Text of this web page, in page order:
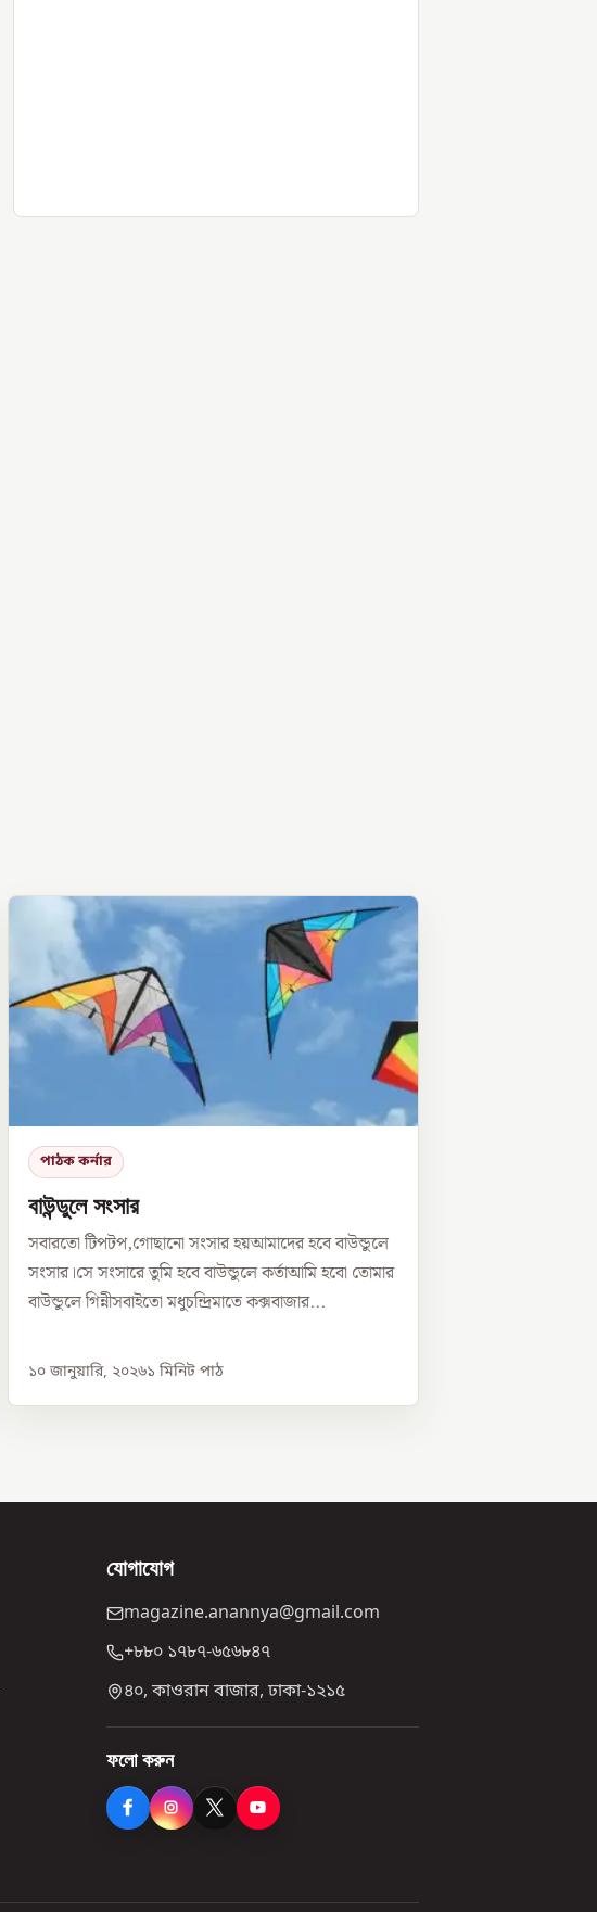
পাঠক কর্নার
বাউন্ডুলে সংসার
সবারতো টিপটপ,গোছানো সংসার হয়আমাদের হবে বাউন্ডুলে
সংসার।সে সংসারে তুমি হবে বাউন্ডুলে কর্তাআমি হবো তোমার
বাউন্ডুলে গিন্নীসবাইতো মধুচন্দ্রিমাতে কক্সবাজার...
১০ জানুয়ারি, ২০২৬১ মিনিট পাঠ
যোগাযোগ
magazine.anannya@gmail.com
+৮৮০ ১৭৮৭-৬৫৬৮৪৭
৪০, কাওরান বাজার, ঢাকা-১২১৫
ফলো করুন